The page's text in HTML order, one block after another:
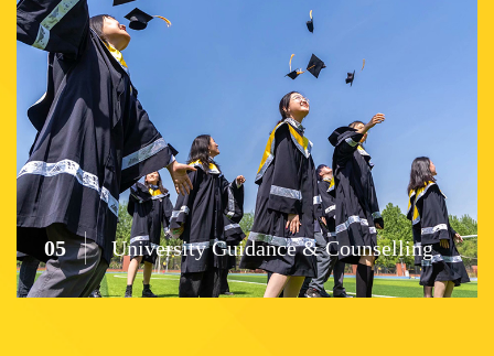
05 University Guidance & Counselling